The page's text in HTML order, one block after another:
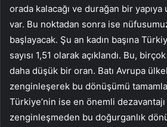
orada kalacağı ve durağan bir yapıya
var. Bu noktadan sonra ise
başlayacak. Şu an kadın başına
sayısı 1,51 olarak açıklandı. Bu,
daha düşük bir oran. Batı Avrupa
zenginleşerek bu dönüşümü
Türkiye’nin ise en önemli
zenginleşmeden bu doğurganlık